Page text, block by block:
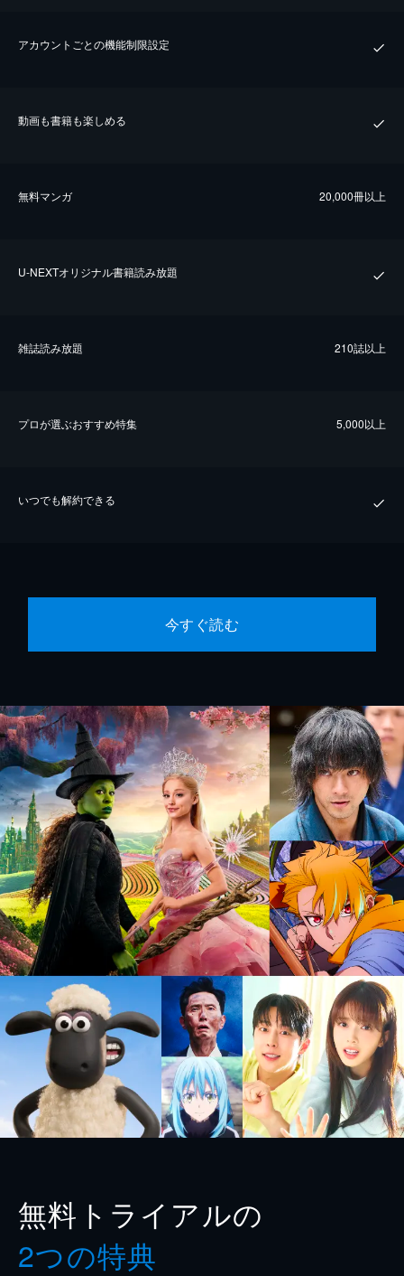
アカウントごとの機能制限設定
動画も書籍も楽しめる
無料マンガ 20,000冊以上
U-NEXTオリジナル書籍読み放題
雑誌読み放題 210誌以上
プロが選ぶおすすめ特集 5,000以上
いつでも解約できる
今すぐ読む
無料トライアルの
2つの特典